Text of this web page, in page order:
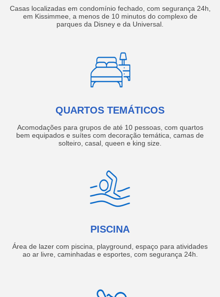
Casas localizadas em condomínio fechado, com segurança 24h,
em Kissimmee, a menos de 10 minutos do complexo de
parques da Disney e da Universal.
QUARTOS TEMÁTICOS
Acomodações para grupos de até 10 pessoas, com quartos
bem equipados e suítes com decoração temática, camas de
solteiro, casal, queen e king size.
PISCINA
Área de lazer com piscina, playground, espaço para atividades
ao ar livre, caminhadas e esportes, com segurança 24h.